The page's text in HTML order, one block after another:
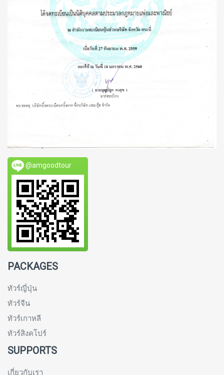
@amgoodtour
PACKAGES
ทัวร์ญี่ปุ่น
ทัวร์จีน
ทัวร์เกาหลี
ทัวร์สิงคโปร์
SUPPORTS
เกี่ยวกับเรา